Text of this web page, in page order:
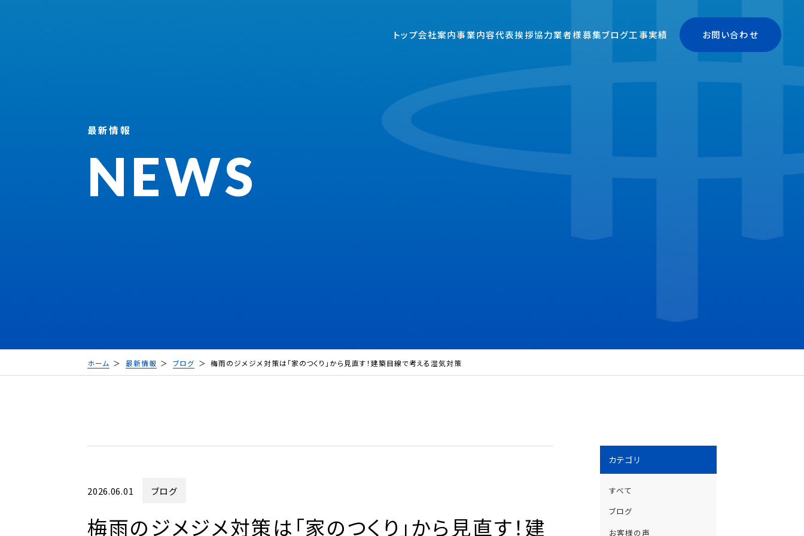
トップ会社案内事業内容代表挨拶協力業者様募集ブログ工事実績 お問い合わせ
NEWS
最新情報
ホーム 最新情報 ブログ 梅雨のジメジメ対策は「家のつくり」から見直す！建築目線で考える湿気対策
2026.06.01 ブログ
梅雨のジメジメ対策は「家のつくり」から見直す！建
カテゴリ
すべて
ブログ
お客様の声